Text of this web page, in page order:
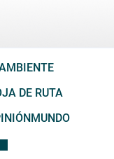
DE RUTA
MUNDO